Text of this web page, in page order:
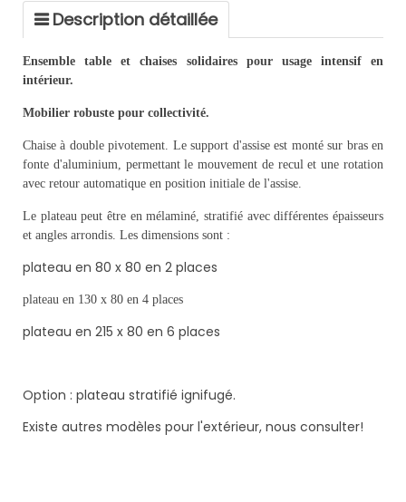
Description détaillée
Ensemble table et chaises solidaires pour usage intensif en
intérieur.
Mobilier robuste pour collectivité.
Chaise à double pivotement. Le support d'assise est monté sur bras en
fonte d'aluminium, permettant le mouvement de recul et une rotation
avec retour automatique en position initiale de l'assise.
Le plateau peut être en mélaminé, stratifié avec différentes épaisseurs
et angles arrondis. Les dimensions sont :
plateau en 80 x 80 en 2 places
plateau en 130 x 80 en 4 places
plateau en 215 x 80 en 6 places
Option : plateau stratifié ignifugé.
Existe autres modèles pour l'extérieur, nous consulter!